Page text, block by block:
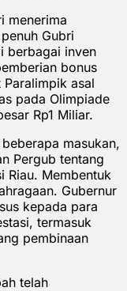
menerima
Gubri
berbagai inven
bonus
asal
pada Olimpiade
Rp1 Miliar.
masukan,
Pergub tentang
Riau. Membentuk
Gubernur
kepada para
termasuk
pembinaan
telah